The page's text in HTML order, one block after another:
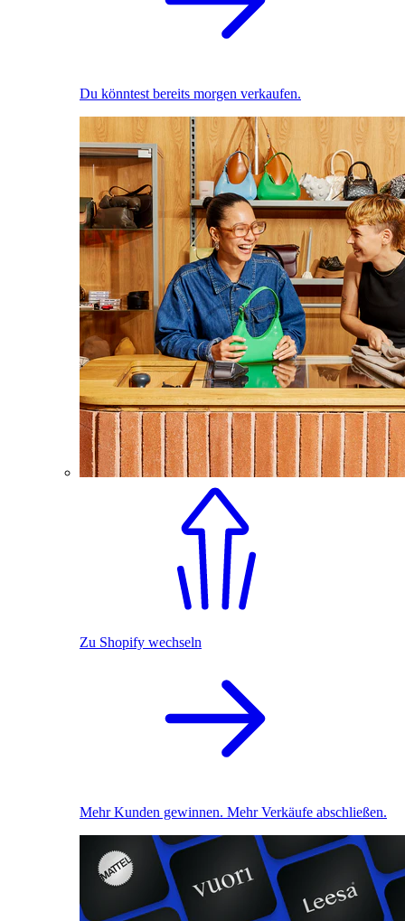
Du könntest bereits morgen verkaufen.
Zu Shopify wechseln
Mehr Kunden gewinnen. Mehr Verkäufe abschließen.